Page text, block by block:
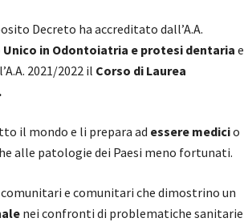
Decreto ha accreditato dall’A.A.
Unico in Odontoiatria e protesi dentaria e
2021/2022 il Corso di Laurea
il mondo e li prepara ad essere medicio
alle patologie dei Paesi meno fortunati.
e comunitari che dimostrino un
nei confronti di problematiche sanitarie